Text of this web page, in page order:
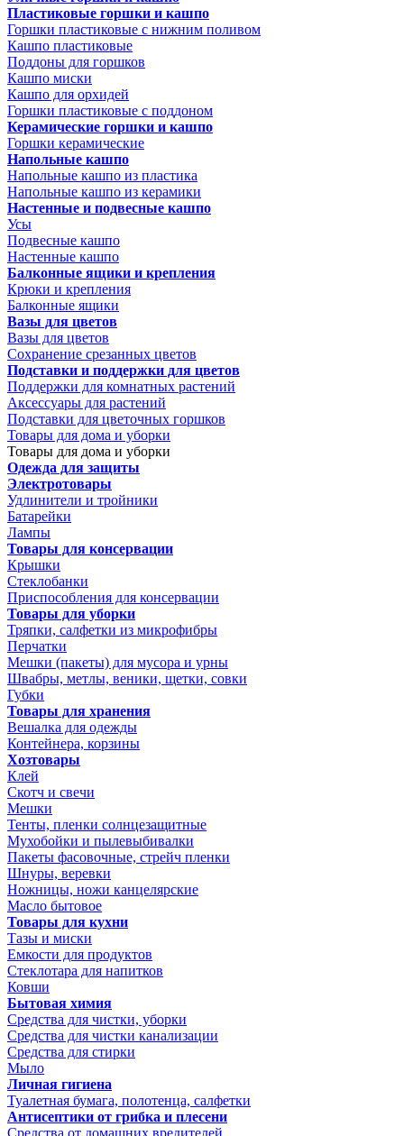
Пластиковые горшки и кашпо
Горшки пластиковые с нижним поливом
Кашпо пластиковые
Поддоны для горшков
Кашпо миски
Кашпо для орхидей
Горшки пластиковые с поддоном
Керамические горшки и кашпо
Горшки керамические
Напольные кашпо
Напольные кашпо из пластика
Напольные кашпо из керамики
Настенные и подвесные кашпо
Усы
Подвесные кашпо
Настенные кашпо
Балконные ящики и крепления
Крюки и крепления
Балконные ящики
Вазы для цветов
Вазы для цветов
Сохранение срезанных цветов
Подставки и поддержки для цветов
Поддержки для комнатных растений
Аксессуары для растений
Подставки для цветочных горшков
Товары для дома и уборки
Товары для дома и уборки
Одежда для защиты
Электротовары
Удлинители и тройники
Батарейки
Лампы
Товары для консервации
Крышки
Стеклобанки
Приспособления для консервации
Товары для уборки
Тряпки, салфетки из микрофибры
Перчатки
Мешки (пакеты) для мусора и урны
Швабры, метлы, веники, щетки, совки
Губки
Товары для хранения
Вешалка для одежды
Контейнера, корзины
Хозтовары
Клей
Скотч и свечи
Мешки
Тенты, пленки солнцезащитные
Мухобойки и пылевыбивалки
Пакеты фасовочные, стрейч пленки
Шнуры, веревки
Ножницы, ножи канцелярские
Масло бытовое
Товары для кухни
Тазы и миски
Емкости для продуктов
Стеклотара для напитков
Ковши
Бытовая химия
Средства для чистки, уборки
Средства для чистки канализации
Средства для стирки
Мыло
Личная гигиена
Туалетная бумага, полотенца, салфетки
Антисептики от грибка и плесени
Средства от домашних вредителей